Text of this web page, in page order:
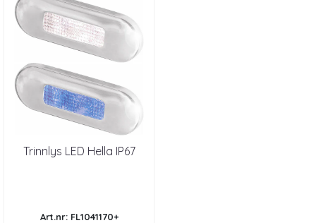
Trinnlys LED Hella IP67
Art.nr: FL1041170+